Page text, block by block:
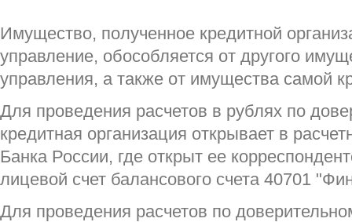
Имущество, полученное кредитной
управление, обособляется от другого
управления, а также от имущества самой
Для проведения расчетов в рублях по
кредитная организация открывает в
Банка России, где открыт ее
лицевой счет балансового счета 40701
Для проведения расчетов по